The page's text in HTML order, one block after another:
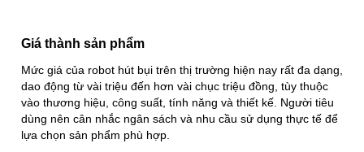
Giá thành sản phẩm
Mức giá của robot hút bụi trên thị trường hiện nay rất đa dạng,
dao động từ vài triệu đến hơn vài chục triệu đồng, tùy thuộc
vào thương hiệu, công suất, tính năng và thiết kế. Người tiêu
dùng nên cân nhắc ngân sách và nhu cầu sử dụng thực tế để
lựa chọn sản phẩm phù hợp.